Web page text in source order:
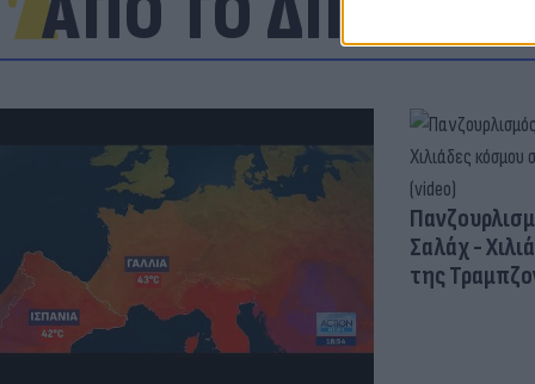
Σαλάχ -
της